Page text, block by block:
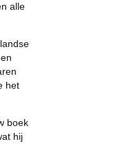
alle
het
boek
hij